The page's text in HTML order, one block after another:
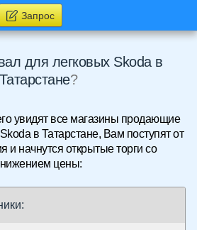
Запрос
для легковых Skoda в
Татарстане?
увидят все магазины продающие
в Татарстане, Вам поступят от
и начнутся открытые торги со
цены: